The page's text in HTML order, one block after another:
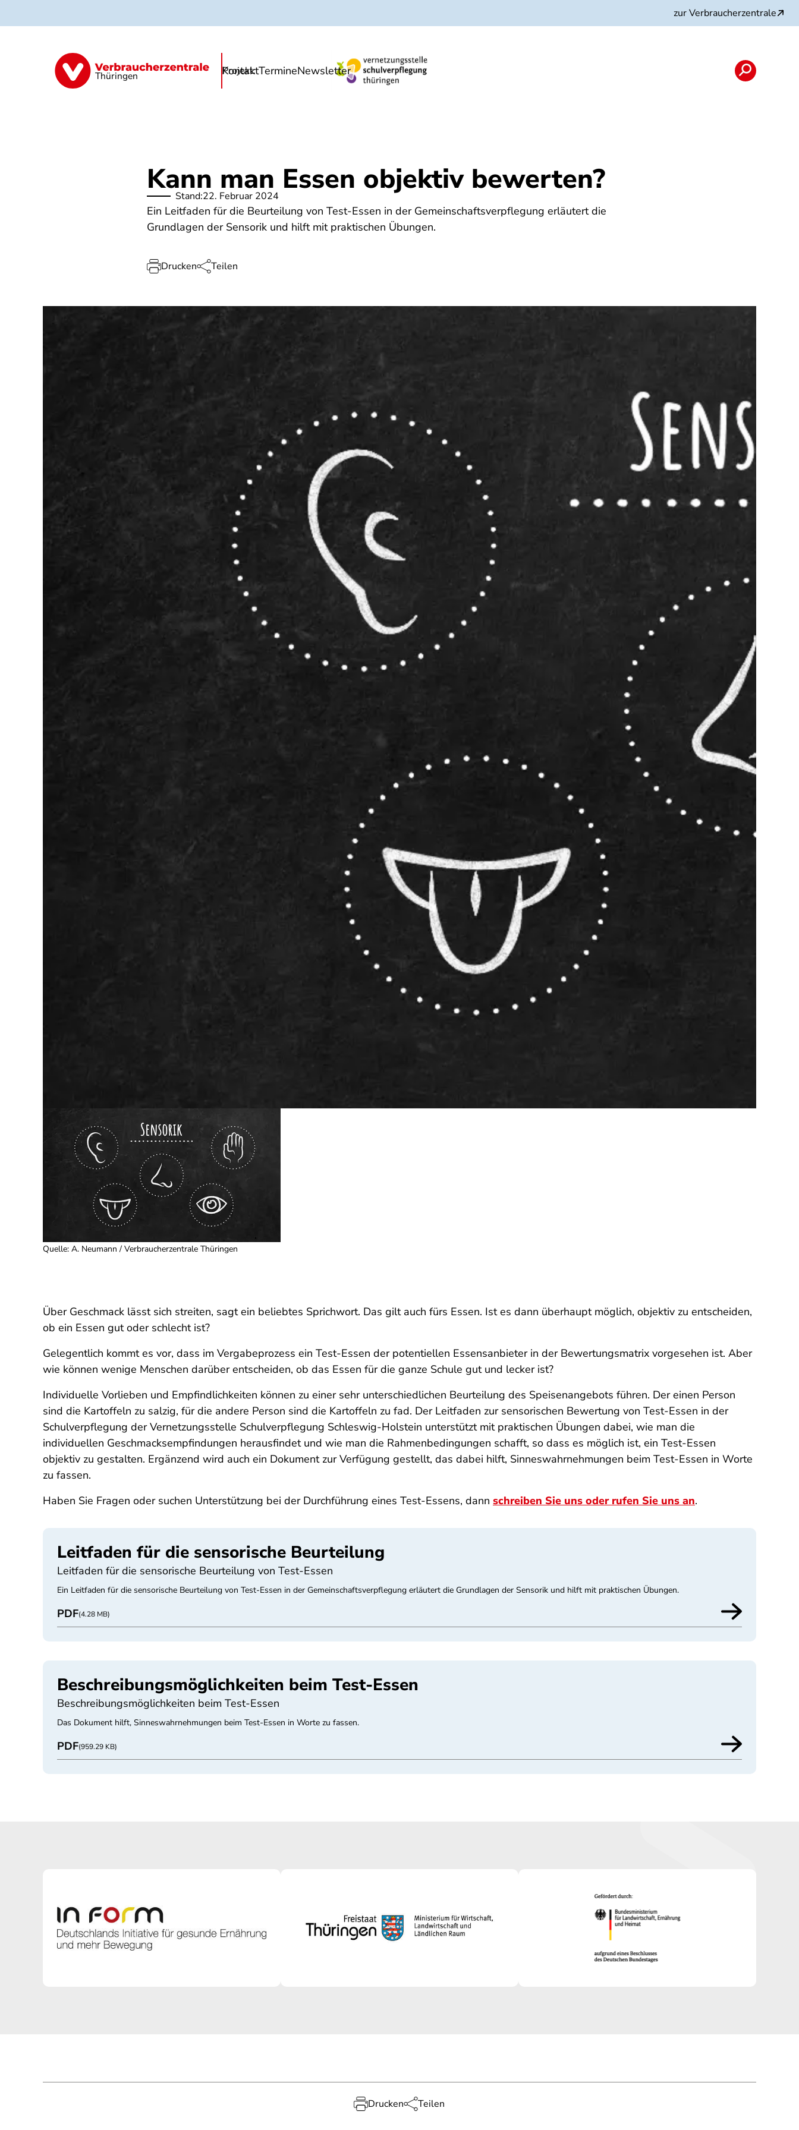
zur Verbraucherzentrale
Thüringen Projekt:
KontaktTermineNewsletter
Schule & Eltern Träger Essenanbieter Service
Kann man Essen objektiv bewerten?
Stand:22. Februar 2024
Ein Leitfaden für die Beurteilung von Test-Essen in der Gemeinschaftsverpflegung erläutert die
Grundlagen der Sensorik und hilft mit praktischen Übungen.
Drucken Teilen
Quelle: A. Neumann / Verbraucherzentrale Thüringen
Über Geschmack lässt sich streiten, sagt ein beliebtes Sprichwort. Das gilt auch fürs Essen. Ist es dann überhaupt möglich, objektiv zu entscheiden,
ob ein Essen gut oder schlecht ist?
Gelegentlich kommt es vor, dass im Vergabeprozess ein Test-Essen der potentiellen Essensanbieter in der Bewertungsmatrix vorgesehen ist. Aber
wie können wenige Menschen darüber entscheiden, ob das Essen für die ganze Schule gut und lecker ist?
Individuelle Vorlieben und Empfindlichkeiten können zu einer sehr unterschiedlichen Beurteilung des Speisenangebots führen. Der einen Person
sind die Kartoffeln zu salzig, für die andere Person sind die Kartoffeln zu fad. Der Leitfaden zur sensorischen Bewertung von Test-Essen in der
Schulverpflegung der Vernetzungsstelle Schulverpflegung Schleswig-Holstein unterstützt mit praktischen Übungen dabei, wie man die
individuellen Geschmacksempfindungen herausfindet und wie man die Rahmenbedingungen schafft, so dass es möglich ist, ein Test-Essen
objektiv zu gestalten. Ergänzend wird auch ein Dokument zur Verfügung gestellt, das dabei hilft, Sinneswahrnehmungen beim Test-Essen in Worte
zu fassen.
Haben Sie Fragen oder suchen Unterstützung bei der Durchführung eines Test-Essens, dann schreiben Sie uns oder rufen Sie uns an.
Leitfaden für die sensorische Beurteilung
Leitfaden für die sensorische Beurteilung von Test-Essen
Ein Leitfaden für die sensorische Beurteilung von Test-Essen in der Gemeinschaftsverpflegung erläutert die Grundlagen der Sensorik und hilft mit praktischen Übungen.
PDF(4.28 MB)
Beschreibungsmöglichkeiten beim Test-Essen
Beschreibungsmöglichkeiten beim Test-Essen
Das Dokument hilft, Sinneswahrnehmungen beim Test-Essen in Worte zu fassen.
PDF(959.29 KB)
Drucken Teilen